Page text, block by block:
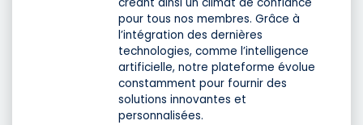
pour tous nos membres. Grâce à
l’intégration des dernières
technologies, comme l’intelligence
artificielle, notre plateforme évolue
constamment pour fournir des
solutions innovantes et
personnalisées.